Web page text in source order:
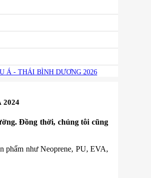
Á - THÁI BÌNH DƯƠNG 2026
2024
Đồng thời, chúng tôi cũng
phẩm như Neoprene, PU, EVA,